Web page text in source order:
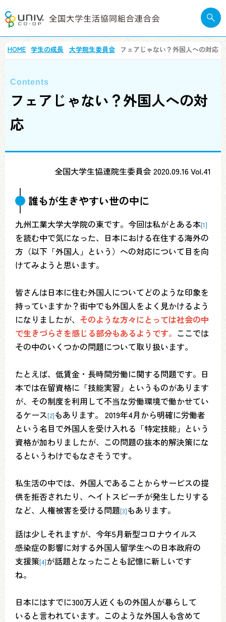
HOME 学生の成長 大学院生委員会 フェアじゃない？外国人への対応
フェアじゃない？外国人への対
応
全国大学生協連院生委員会 2020.09.16 Vol.41
誰もが生きやすい世の中に
九州工業大学大学院の東です。今回は私がとある本[1]
を読む中で気になった、日本における在住する海外の
方（以下「外国人」という）への対応について目を向
けてみようと思います。
皆さんは日本に住む外国人についてどのような印象を
持っていますか？街中でも外国人をよく見かけるよう
になりましたが、 そのような方々にとっては社会の中
で生きづらさを感じる部分もあるようです。 ここでは
その中のいくつかの問題について取り扱います。
たとえば、低賃金・長時間労働に関する問題です。日
本では在留資格に「技能実習」というものがあります
が、その制度を利用して不当な労働環境で働かせてい
るケース[2]もあります。 2019年4月から明確に労働者
という名目で外国人を受け入れる「特定技能」という
資格が加わりましたが、この問題の抜本的解決策にな
るというわけでもなさそうです。
私生活の中では、外国人であることからサービスの提
供を拒否されたり、ヘイトスピーチが発生したりする
など、人権被害を受ける問題[3]もあります。
話は少しそれますが、今年5月新型コロナウイルス
感染症の影響に対する外国人留学生への日本政府の
支援策[4]が話題となったことも記憶に新しいです
ね。
日本にはすでに300万人近くもの外国人が暮らして
いると言われています。このような外国人も含めて